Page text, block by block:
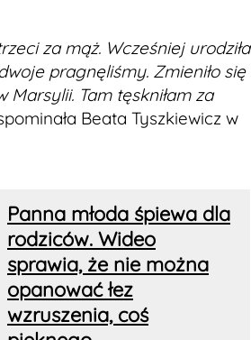
za mąż. Wcześniej urodziła
pragnęliśmy. Zmieniło się
Tam tęskniłam za
Beata Tyszkiewicz w
Panna młoda śpiewa dla
rodziców. Wideo
sprawia, że nie można
opanować łez
wzruszenia, coś